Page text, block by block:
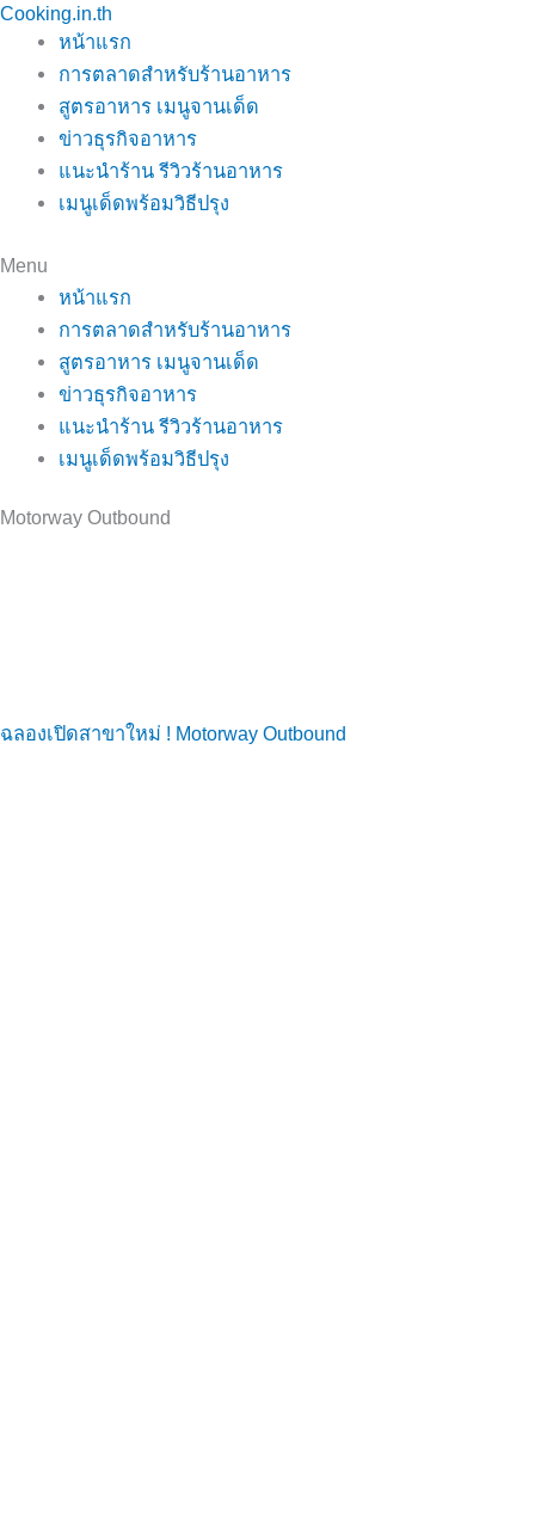
Skip
content
Cooking.in.th
หน้าแรก
การตลาดสำหรับร้านอาหาร
สูตรอาหาร เมนูจานเด็ด
ข่าวธุรกิจอาหาร
แนะนำร้าน รีวิวร้านอาหาร
เมนูเด็ดพร้อมวิธีปรุง
Menu
หน้าแรก
การตลาดสำหรับร้านอาหาร
สูตรอาหาร เมนูจานเด็ด
ข่าวธุรกิจอาหาร
แนะนำร้าน รีวิวร้านอาหาร
เมนูเด็ดพร้อมวิธีปรุง
Motorway Outbound
ฉลองเปิดสาขาใหม่ ! Motorway Outbound